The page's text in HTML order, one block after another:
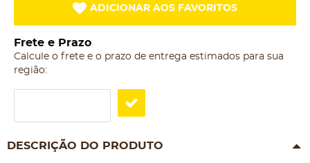
ADICIONAR AOS FAVORITOS
Frete e Prazo
Calcule o frete e o prazo de entrega estimados para sua
região:
DESCRIÇÃO DO PRODUTO